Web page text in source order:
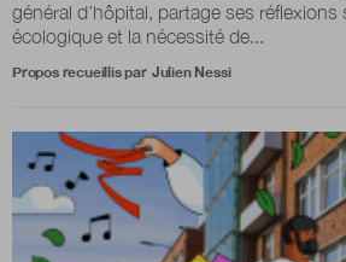
général d’hôpital, partage ses réflexions
écologique et la nécessité de...
Propos recueillis par Julien Nessi